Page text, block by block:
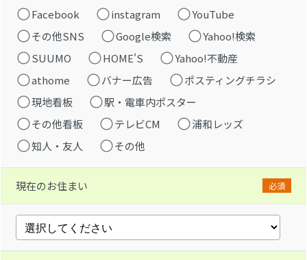
Facebook
instagram
YouTube
その他SNS
Google検索
Yahoo!検索
SUUMO
HOME'S
Yahoo!不動産
athome
バナー広告
ポスティングチラシ
現地看板
駅・電車内ポスター
その他看板
テレビCM
浦和レッズ
知人・友人
その他
現在のお住まい 必須